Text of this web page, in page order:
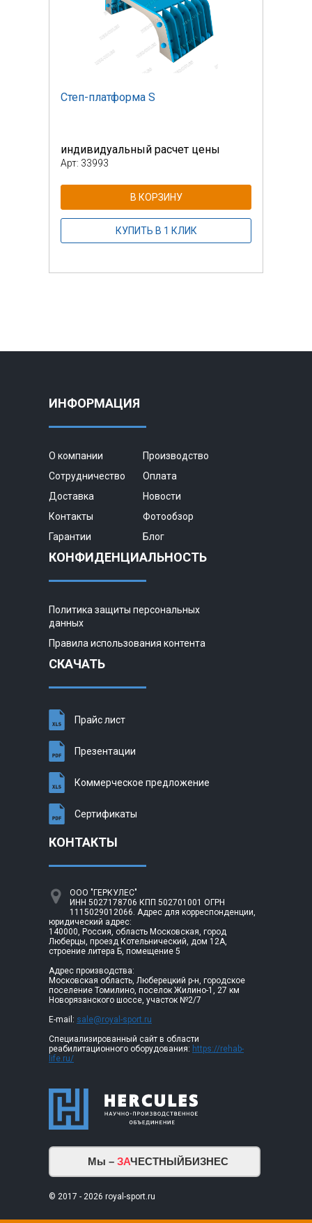
Степ-платформа S
индивидуальный расчет цены
Арт: 33993
В КОРЗИНУ
КУПИТЬ В 1 КЛИК
ИНФОРМАЦИЯ
О компании
Производство
Сотрудничество
Оплата
Доставка
Новости
Контакты
Фотообзор
Гарантии
Блог
КОНФИДЕНЦИАЛЬНОСТЬ
Политика защиты персональных
данных
Правила использования контента
СКАЧАТЬ
Прайс лист
Презентации
Коммерческое предложение
Сертификаты
КОНТАКТЫ
ООО "ГЕРКУЛЕС"
ИНН 5027178706 КПП 502701001 ОГРН
1115029012066. Адрес для корреспонденции,
юридический адрес:
140000, Россия, область Московская, город
Люберцы, проезд Котельнический, дом 12А,
строение литера Б, помещение 5
Адрес производства:
Московская область, Люберецкий р-н, городское
поселение Томилино, поселок Жилино-1, 27 км
Новорязанского шоссе, участок №2/7
E-mail: sale@royal-sport.ru
Специализированный сайт в области
реабилитационного оборудования: https://rehab-
life.ru/
Мы – ЗАЧЕСТНЫЙБИЗНЕС
© 2017 - 2026 royal-sport.ru